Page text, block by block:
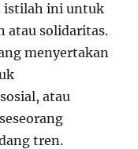
istilah ini untuk
atau solidaritas.
menyertakan
atau
tren.